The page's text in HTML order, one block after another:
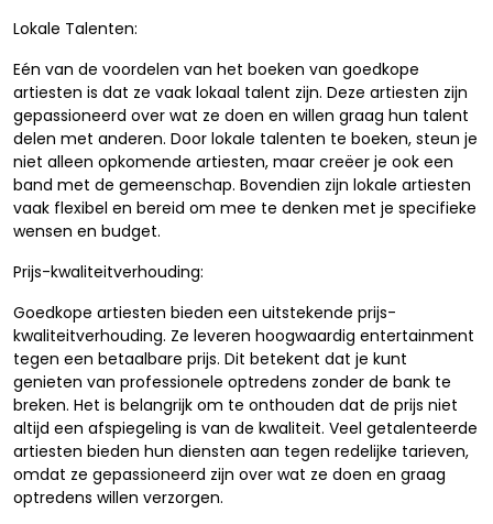
Lokale Talenten:
Eén van de voordelen van het boeken van goedkope
artiesten is dat ze vaak lokaal talent zijn. Deze artiesten zijn
gepassioneerd over wat ze doen en willen graag hun talent
delen met anderen. Door lokale talenten te boeken, steun je
niet alleen opkomende artiesten, maar creëer je ook een
band met de gemeenschap. Bovendien zijn lokale artiesten
vaak flexibel en bereid om mee te denken met je specifieke
wensen en budget.
Prijs-kwaliteitverhouding:
Goedkope artiesten bieden een uitstekende prijs-
kwaliteitverhouding. Ze leveren hoogwaardig entertainment
tegen een betaalbare prijs. Dit betekent dat je kunt
genieten van professionele optredens zonder de bank te
breken. Het is belangrijk om te onthouden dat de prijs niet
altijd een afspiegeling is van de kwaliteit. Veel getalenteerde
artiesten bieden hun diensten aan tegen redelijke tarieven,
omdat ze gepassioneerd zijn over wat ze doen en graag
optredens willen verzorgen.